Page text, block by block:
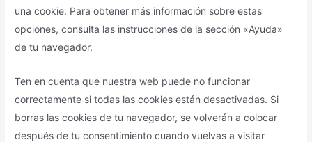
una cookie. Para obtener más información sobre estas
opciones, consulta las instrucciones de la sección «Ayuda»
de tu navegador.
Ten en cuenta que nuestra web puede no funcionar
correctamente si todas las cookies están desactivadas. Si
borras las cookies de tu navegador, se volverán a colocar
después de tu consentimiento cuando vuelvas a visitar